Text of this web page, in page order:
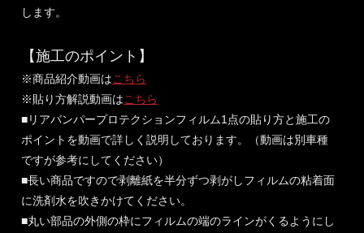
します。
【施工のポイント】
※商品紹介動画はこちら
※貼り方解説動画はこちら
■リアバンパープロテクションフィルム1点の貼り方と施工の
ポイントを動画で詳しく説明しております。（動画は別車種
ですが参考にしてください）
■長い商品ですので剥離紙を半分ずつ剥がしフィルムの粘着面
に洗剤水を吹きかけてください。
■丸い部品の外側の枠にフィルムの端のラインがくるようにし